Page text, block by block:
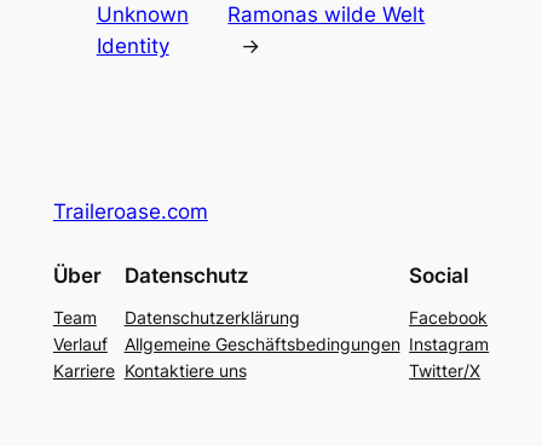
Unknown
Identity
Ramonas wilde Welt
→
Traileroase.com
Über
Team
Verlauf
Karriere
Datenschutz
Datenschutzerklärung
Allgemeine Geschäftsbedingungen
Kontaktiere uns
Social
Facebook
Instagram
Twitter/X